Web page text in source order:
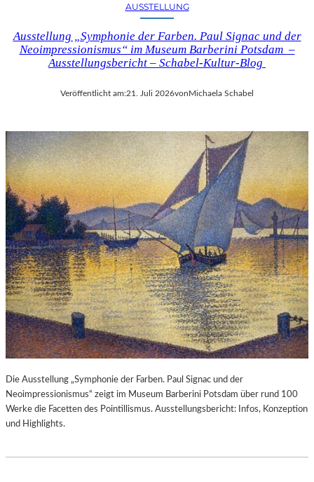
AUSSTELLUNG
Ausstellung „Symphonie der Farben. Paul Signac und der
Neoimpressionismus“ im Museum Barberini Potsdam –
Ausstellungsbericht – Schabel-Kultur-Blog
Veröffentlicht am:21. Juli 2026vonMichaela Schabel
Die Ausstellung „Symphonie der Farben. Paul Signac und der
Neoimpressionismus“ zeigt im Museum Barberini Potsdam über rund 100
Werke die Facetten des Pointillismus. Ausstellungsbericht: Infos, Konzeption
und Highlights.